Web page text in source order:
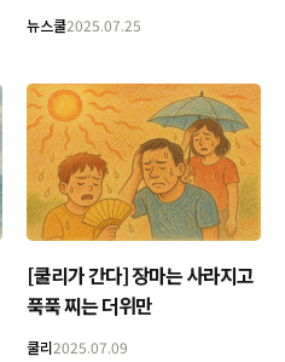
뉴스쿨2025.07.25
[쿨리가 간다] 장마는 사라지고
푹푹 찌는 더위만
쿨리2025.07.09